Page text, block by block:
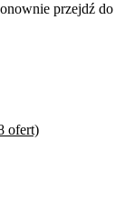
przejdź do
ofert)